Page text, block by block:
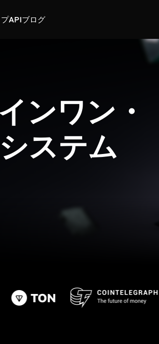
APIブログ
ンワン・
ステム